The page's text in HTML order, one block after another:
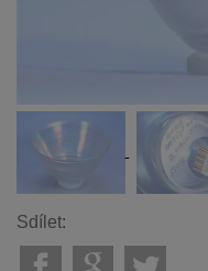
Sdílet: